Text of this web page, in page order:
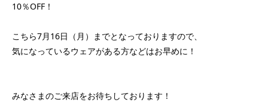
10％OFF！
こちら7月16日（月）までとなっておりますので、
気になっているウェアがある方などはお早めに！
みなさまのご来店をお待ちしております！